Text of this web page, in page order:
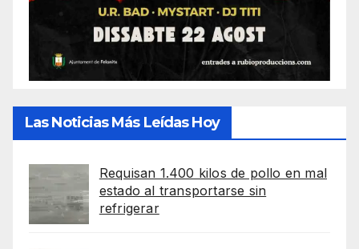
Las Noticias Más Leídas Hoy
Requisan 1.400 kilos de pollo en mal
estado al transportarse sin
refrigerar